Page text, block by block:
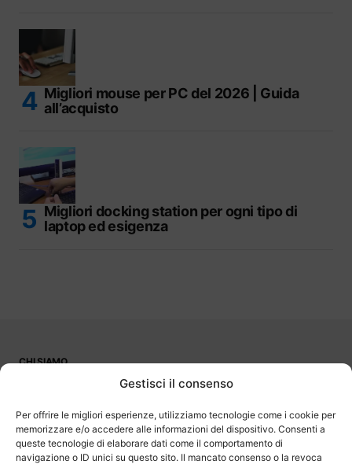
Gestisci il consenso
Per offrire le migliori esperienze, utilizziamo tecnologie come i cookie per
memorizzare e/o accedere alle informazioni del dispositivo. Consenti a
queste tecnologie di elaborare dati come il comportamento di
navigazione o ID unici su questo sito. Il mancato consenso o la revoca
Migliori mouse per PC del 2026 | Guida
all’acquisto
Migliori docking station per ogni tipo di
laptop ed esigenza
CHI SIAMO